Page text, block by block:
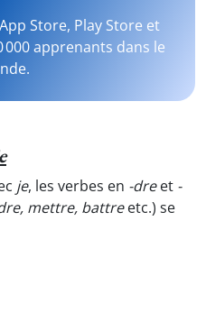
Store, Play Store et
000 apprenants dans le
je, les verbes en -dreet -
mettre, battreetc.) se